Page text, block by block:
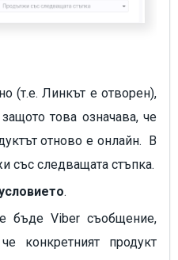
(т.е. Линкът е отворен),
това означава, че
отново е онлайн. В
със следващата стъпка.
.
бъде Viber съобщение,
конкретният продукт